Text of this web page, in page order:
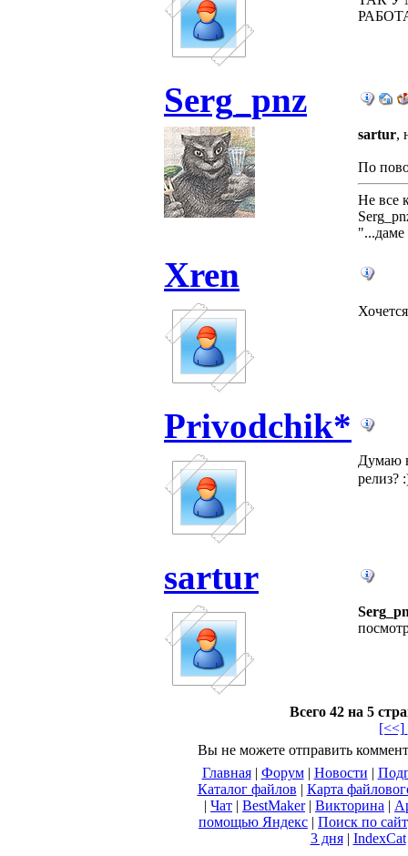
Serg_pnz
sartur,
По
Не все
Xren
Privodchik*
Думаю
релиз?
sartur
Всего 42 на 5
[<<]
Вы не можете отправить
Главная| Форум| Новости |
Каталог файлов | Карта
| Чат | BestMaker| Викторина |
помощью Яндекс | Поиск по
3 дня| IndexCat